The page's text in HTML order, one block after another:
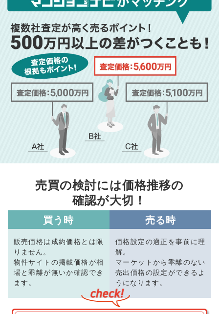
売買の検討には価格推移の
確認が大切！
買う時
販売価格は成約価格とは限
りません。
物件サイトの掲載価格が相
場と乖離が無いか確認でき
ます。
売る時
価格設定の適正を事前に理
解。
マーケットから乖離のない
売出価格の設定ができるよ
うになります。